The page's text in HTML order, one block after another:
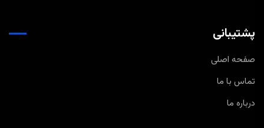
پشتیبانی
صفحه اصلی
تماس با ما
درباره ما